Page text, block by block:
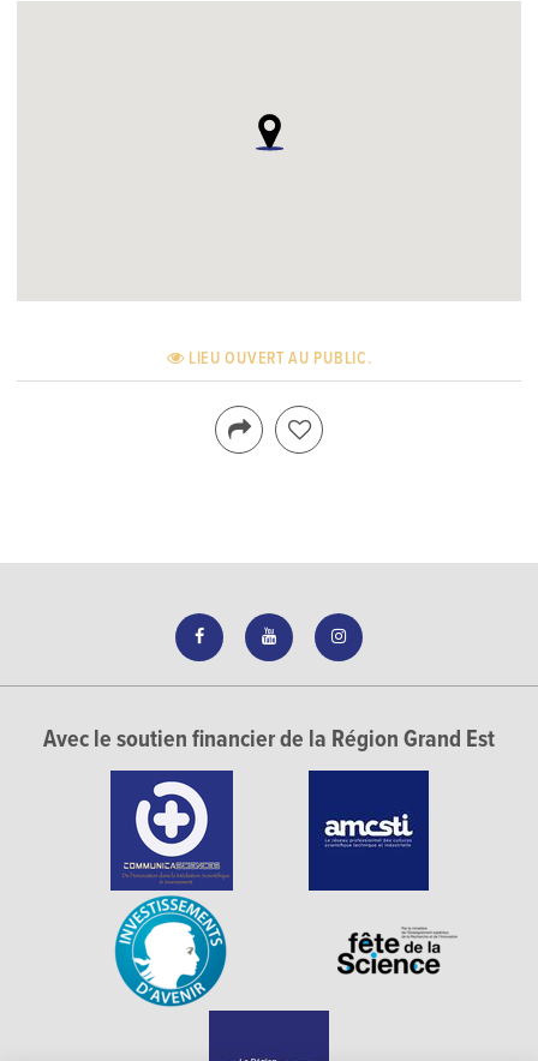
LIEU OUVERT AU PUBLIC.
Avec le soutien financier de la Région Grand Est